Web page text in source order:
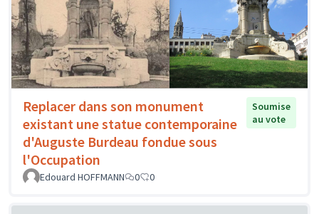
Replacer dans son monument
existant une statue contemporaine
d'Auguste Burdeau fondue sous
l'Occupation
Soumise
au vote
Edouard HOFFMANN 0 0